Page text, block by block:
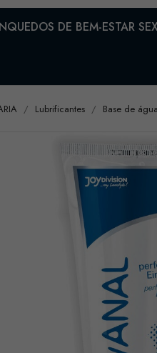
DE BEM-ESTAR
Lubrificantes Base de água